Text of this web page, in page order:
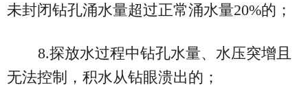
未封闭钻孔涌水量超过正常涌水量20%的；
8.探放水过程中钻孔水量、水压突增且
无法控制，积水从钻眼溃出的；